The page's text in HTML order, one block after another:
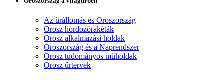
Az űrállomás és Oroszország
Orosz hordozórakéták
Orosz alkalmazási holdak
Oroszország és a Naprendszer
Orosz tudományos műholdak
Orosz űrtervek